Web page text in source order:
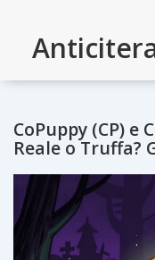
CoPuppy (CP)
Reale o Truffa?